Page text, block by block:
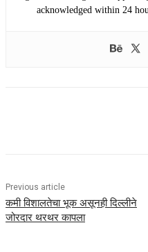
acknowledged within 24
Previous article
कमी विशालतेचा भूक असूनही दिल्लीने
जोरदार थरथर कापला